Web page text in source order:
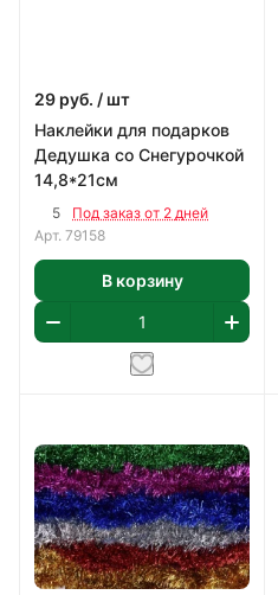
29 руб. / шт
Наклейки для подарков
Дедушка со Снегурочкой
14,8*21см
5
Под заказ от 2 дней
Арт. 79158
В корзину